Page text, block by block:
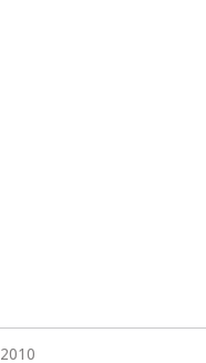
2010